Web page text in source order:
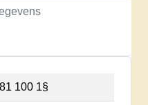
100 1§